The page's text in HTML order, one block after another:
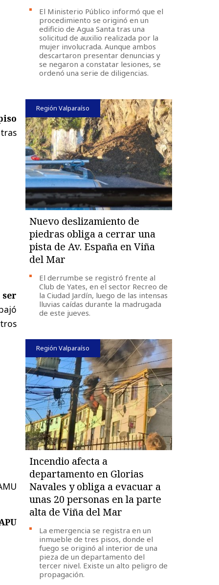
El Ministerio Público informó que el
procedimiento se originó en un
edificio de Agua Santa tras una
solicitud de auxilio realizada por la
mujer involucrada. Aunque ambos
descartaron presentar denuncias y
se negaron a constatar lesiones, se
ordenó una serie de diligencias.
Región Valparaíso
Nuevo deslizamiento de
piedras obliga a cerrar una
pista de Av. España en Viña
del Mar
El derrumbe se registró frente al
Club de Yates, en el sector Recreo de
la Ciudad Jardín, luego de las intensas
lluvias caídas durante la madrugada
de este jueves.
Región Valparaíso
Incendio afecta a
departamento en Glorias
Navales y obliga a evacuar a
unas 20 personas en la parte
alta de Viña del Mar
La emergencia se registra en un
inmueble de tres pisos, donde el
fuego se originó al interior de una
pieza de un departamento del
tercer nivel. Existe un alto peligro de
propagación.